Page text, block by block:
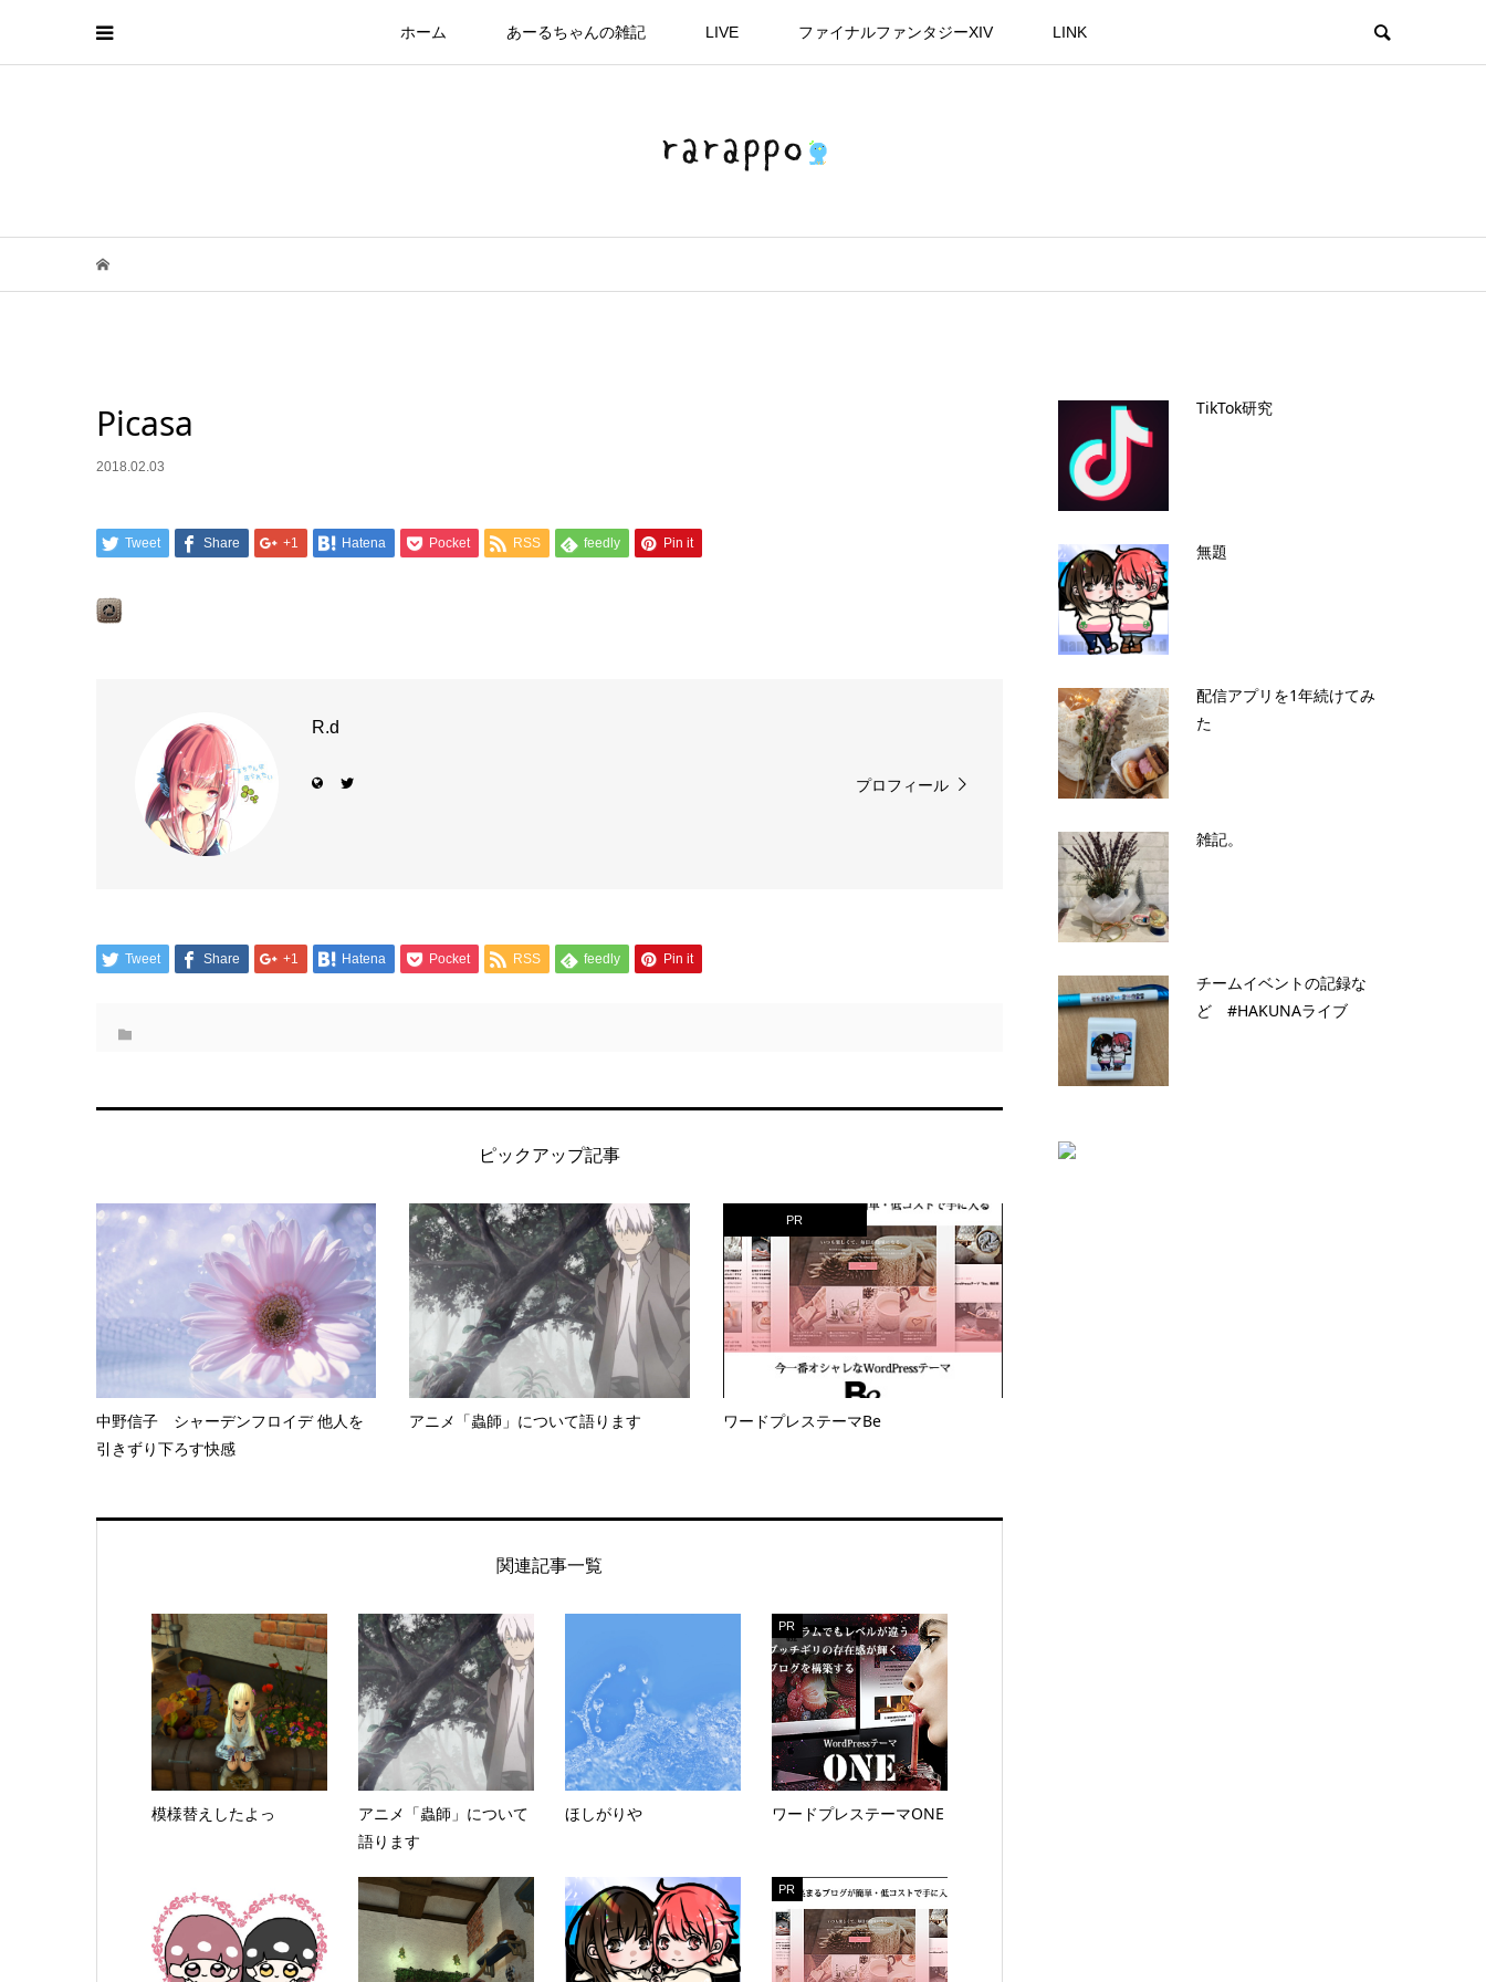
ホーム あーるちゃんの雑記 LIVE ファイナルファンタジーXIV LINK
Picasa
2018.02.03
Tweet Share +1 Hatena Pocket RSS feedly Pin it
R.d
プロフィール
Tweet Share +1 Hatena Pocket RSS feedly Pin it
ピックアップ記事
中野信子 シャーデンフロイデ 他人を
引きずり下ろす快感
アニメ「蟲師」について語ります
PR
ワードプレステーマBe
関連記事一覧
模様替えしたよっ
アニメ「蟲師」について
語ります
ほしがりや
PR
ワードプレステーマONE
PR
TikTok研究
無題
配信アプリを1年続けてみ
た
雑記。
チームイベントの記録な
ど #HAKUNAライブ